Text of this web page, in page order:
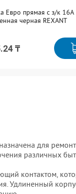
Евро прямая с з/к 16А
черная REXANT
₸
для
различных
контактом,
Удлиненный